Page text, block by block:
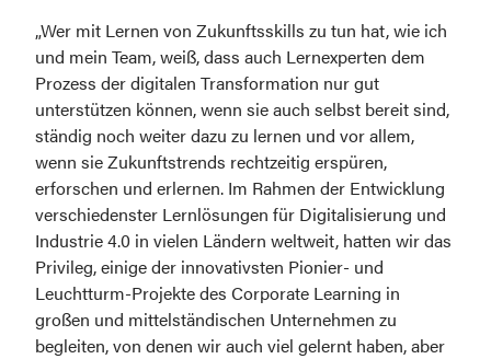
„Wer mit Lernen von Zukunftsskills zu tun hat, wie ich
und mein Team, weiß, dass auch Lernexperten dem
Prozess der digitalen Transformation nur gut
unterstützen können, wenn sie auch selbst bereit sind,
ständig noch weiter dazu zu lernen und vor allem,
wenn sie Zukunftstrends rechtzeitig erspüren,
erforschen und erlernen. Im Rahmen der Entwicklung
verschiedenster Lernlösungen für Digitalisierung und
Industrie 4.0 in vielen Ländern weltweit, hatten wir das
Privileg, einige der innovativsten Pionier- und
Leuchtturm-Projekte des Corporate Learning in
großen und mittelständischen Unternehmen zu
begleiten, von denen wir auch viel gelernt haben, aber